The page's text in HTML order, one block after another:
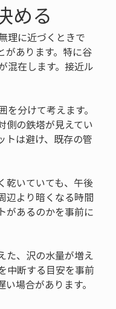
める
理に近づくときで
があります。特に谷
混在します。接近ル
分けて考えます。
側の鉄塔が見えてい
トは避け、既存の管
乾いていても、午後
辺より暗くなる時間
があるのかを事前に
た、沢の水量が増え
中断する目安を事前
場合があります。